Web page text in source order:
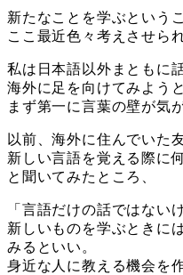
新たなことを学ぶという
ここ最近色々考えさせら
私は日本語以外まともに
海外に足を向けてみよう
まず第一に言葉の壁が気
以前、海外に住んでいた
新しい言語を覚える際に
と聞いてみたところ、
「言語だけの話ではない
新しいものを学ぶときに
みるといい。
身近な人に教える機会を